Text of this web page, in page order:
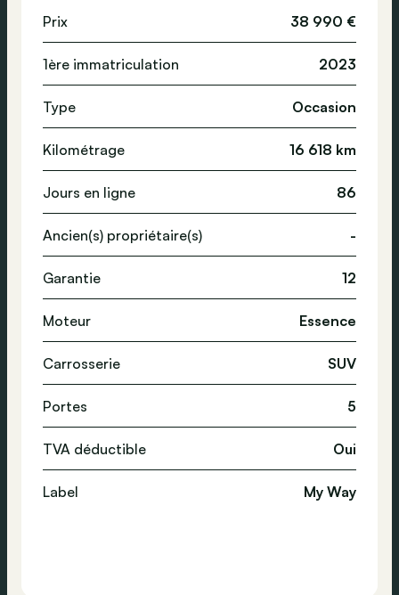
Prix 38 990 €
1ère immatriculation 2023
Type Occasion
Kilométrage 16 618 km
Jours en ligne 86
Ancien(s) propriétaire(s) -
Garantie 12
Moteur Essence
Carrosserie SUV
Portes 5
TVA déductible Oui
Label My Way